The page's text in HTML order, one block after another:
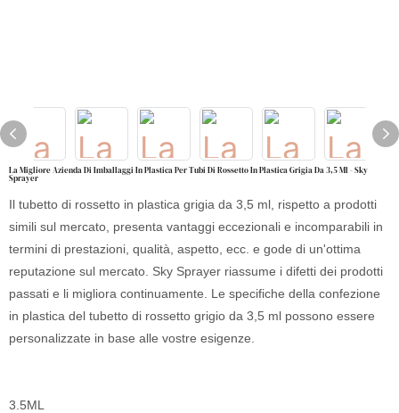
La Migliore Azienda Di Imballaggi In Plastica Per Tubi Di Rossetto In Plastica Grigia Da 3,5 Ml - Sky
Sprayer
Il tubetto di rossetto in plastica grigia da 3,5 ml, rispetto a prodotti
simili sul mercato, presenta vantaggi eccezionali e incomparabili in
termini di prestazioni, qualità, aspetto, ecc. e gode di un'ottima
reputazione sul mercato. Sky Sprayer riassume i difetti dei prodotti
passati e li migliora continuamente. Le specifiche della confezione
in plastica del tubetto di rossetto grigio da 3,5 ml possono essere
personalizzate in base alle vostre esigenze.
3.5ML